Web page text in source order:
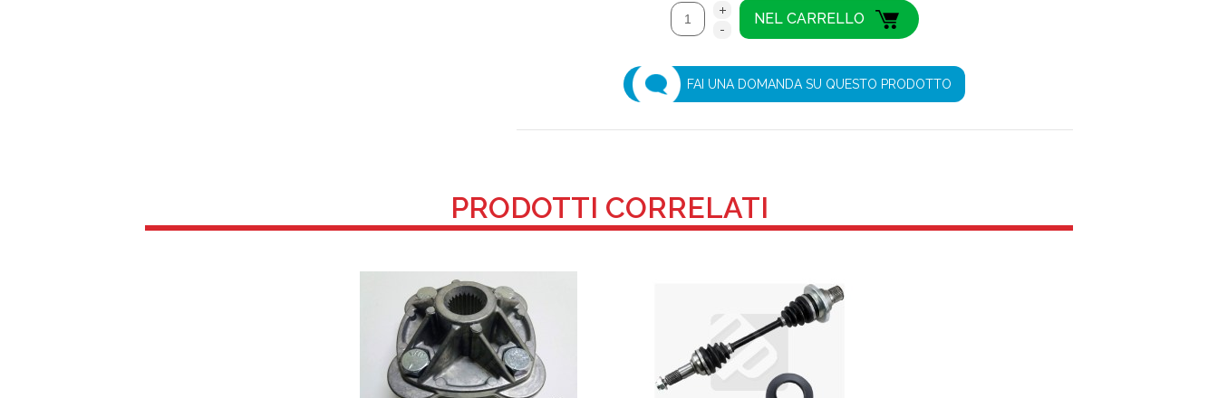
FAI UNA DOMANDA SU QUESTO PRODOTTO
PRODOTTI CORRELATI